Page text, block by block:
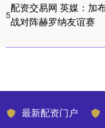
5
配资交易网 英媒：加
战对阵赫罗纳友谊赛
最新配资门户